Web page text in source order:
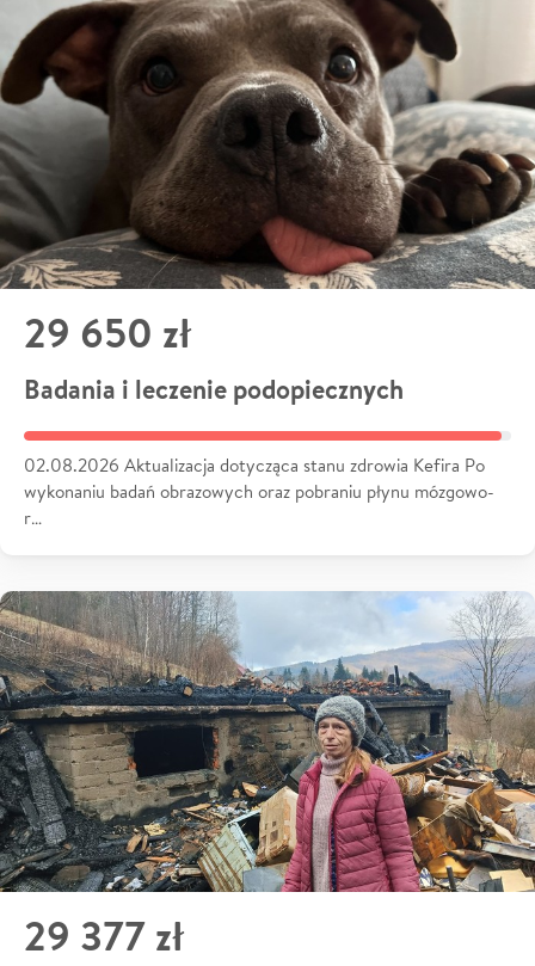
29 650 zł
Badania i leczenie podopiecznych
02.08.2026 Aktualizacja dotycząca stanu zdrowia Kefira Po
wykonaniu badań obrazowych oraz pobraniu płynu mózgowo-
r…
29 377 zł